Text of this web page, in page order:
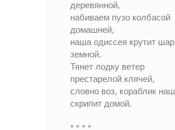
деревянной,
набиваем пузо колбасой
домашней,
наша одиссея крутит шар
земной.
Тянет лодку ветер
престарелой клячей,
словно воз, кораблик наш
скрипит домой.